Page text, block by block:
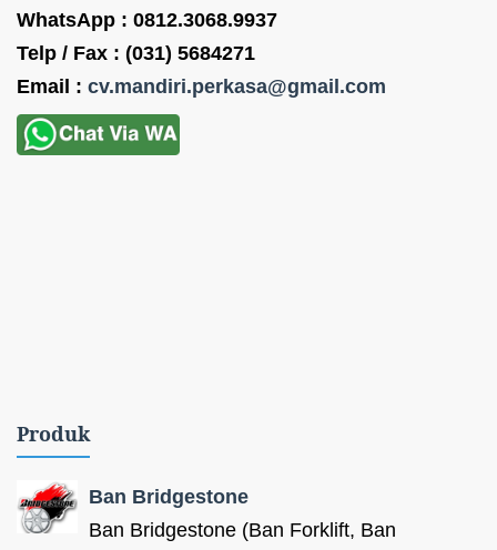
WhatsApp : 0812.3068.9937
Telp / Fax : (031) 5684271
Email : cv.mandiri.perkasa@gmail.com
Produk
Ban Bridgestone
Ban Bridgestone (Ban Forklift, Ban